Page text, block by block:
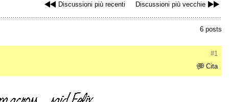
Discussioni più recenti Discussioni più vecchie
6 posts
#1
Cita